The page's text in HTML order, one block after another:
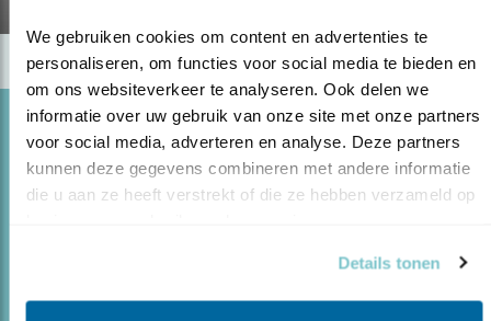
We gebruiken cookies om content en advertenties te
personaliseren, om functies voor social media te bieden en
om ons websiteverkeer te analyseren. Ook delen we
informatie over uw gebruik van onze site met onze partners
voor social media, adverteren en analyse. Deze partners
kunnen deze gegevens combineren met andere informatie
die u aan ze heeft verstrekt of die ze hebben verzameld op
Details tonen
Blog
BRABANT EEN THUIS VOOR DE HUISMUS
19.11.20Natuurinclusief bouwen helpt de huismus.
Door Marieke Dijksman